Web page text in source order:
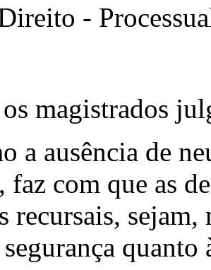
-
os magistrados
a ausência de
com que as
recursais,